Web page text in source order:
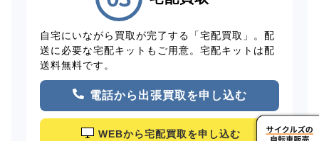
自宅にいながら買取が完了する「宅配買取」。配
送に必要な宅配キットもご用意。宅配キットは配
送料無料です。
電話から出張買取を申し込む
WEBから宅配買取を申し込む